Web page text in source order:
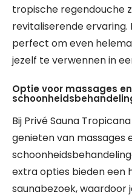
tropische regendouche
revitaliserende ervaring.
perfect om even
jezelf te verwennen in
Optie voor massages en
Bij Privé Sauna
genieten van massages
extra opties bieden een
saunabezoek, waardoor